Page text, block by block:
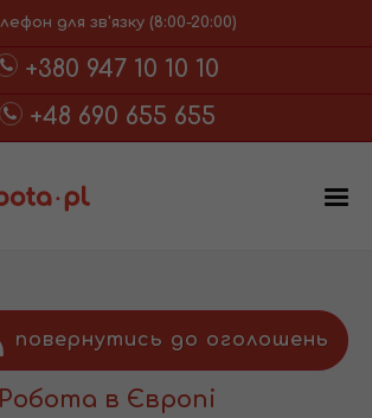
для зв'язку (8:00-20:00)
+380 947 10 10 10
+48 690 655 655
повернутись до оголошень
Робота в Європі